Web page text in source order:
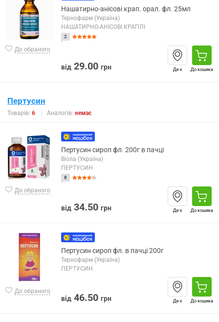
До обраного
Нашатирно-анісові крап. орал. фл. 25мл
Тернофарм (Україна)
НАШАТИРНО-АНІСОВІ КРАПЛІ
2
від 29.00 грн Де є До кошика
Пертусин
Товарів: 6 Аналогів: немає
До обраного
Пертусин сироп фл. 200г в пачці
Віола (Україна)
ПЕРТУСИН
8
від 34.50 грн Де є До кошика
До обраного
Пертусин сироп фл. в пачці 200г
Тернофарм (Україна)
ПЕРТУСИН
від 46.50 грн Де є До кошика